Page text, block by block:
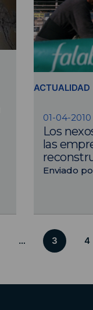
ACTUALIDAD
01-04-2010
Los
las
Enviado
… 3 4